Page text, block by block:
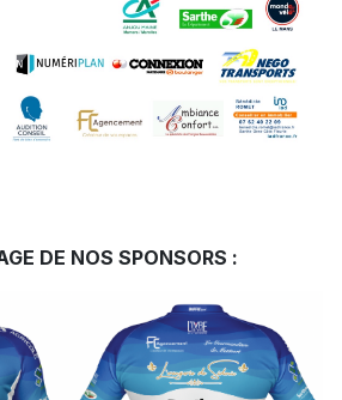
DE NOS SPONSORS :